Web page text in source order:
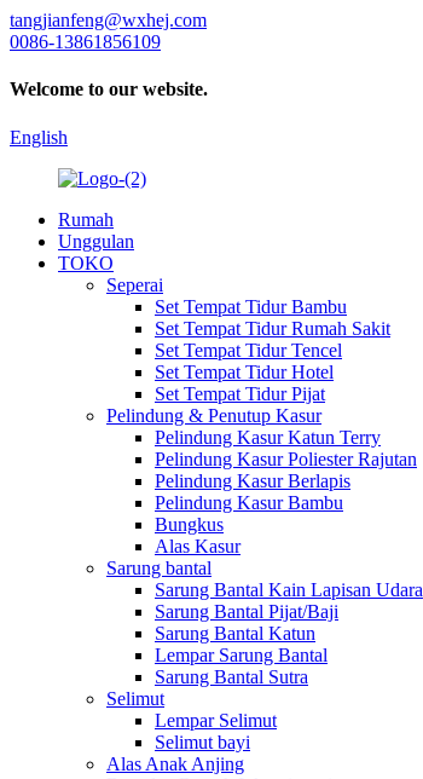
tangjianfeng@wxhej.com
0086-13861856109
Welcome to our website.
English
Rumah
Unggulan
TOKO
Seperai
Set Tempat Tidur Bambu
Set Tempat Tidur Rumah Sakit
Set Tempat Tidur Tencel
Set Tempat Tidur Hotel
Set Tempat Tidur Pijat
Pelindung & Penutup Kasur
Pelindung Kasur Katun Terry
Pelindung Kasur Poliester Rajutan
Pelindung Kasur Berlapis
Pelindung Kasur Bambu
Bungkus
Alas Kasur
Sarung bantal
Sarung Bantal Kain Lapisan Udara
Sarung Bantal Pijat/Baji
Sarung Bantal Katun
Lempar Sarung Bantal
Sarung Bantal Sutra
Selimut
Lempar Selimut
Selimut bayi
Alas Anak Anjing